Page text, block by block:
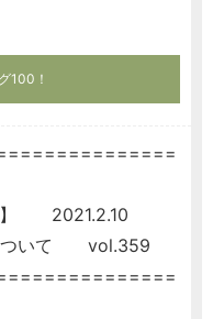
100！
】 2021.2.10
ついて vol.359